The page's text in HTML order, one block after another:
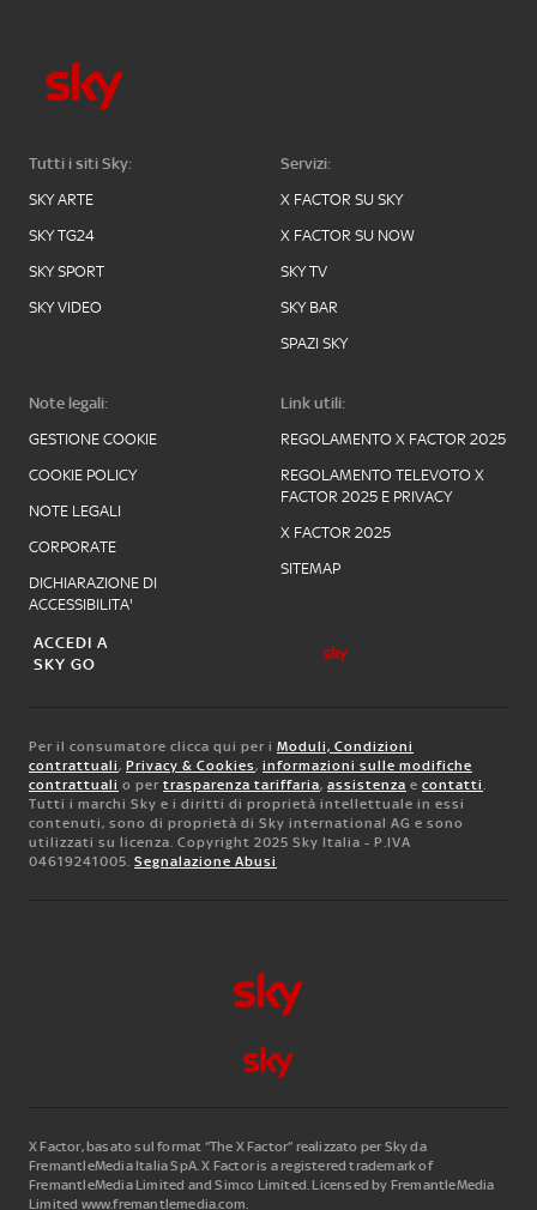
Tutti i siti Sky:
SKY ARTE
SKY TG24
SKY SPORT
SKY VIDEO
Servizi:
X FACTOR SU SKY
X FACTOR SU NOW
SKY TV
SKY BAR
SPAZI SKY
Note legali:
GESTIONE COOKIE
COOKIE POLICY
NOTE LEGALI
CORPORATE
DICHIARAZIONE DI
ACCESSIBILITA'
Link utili:
REGOLAMENTO X FACTOR 2025
REGOLAMENTO TELEVOTO X
FACTOR 2025 E PRIVACY
X FACTOR 2025
SITEMAP
ACCEDI A
SKY GO
Per il consumatore clicca qui per i Moduli, Condizioni
contrattuali, Privacy & Cookies, informazioni sulle modifiche
contrattuali o per trasparenza tariffaria, assistenza e contatti.
Tutti i marchi Sky e i diritti di proprietà intellettuale in essi
contenuti, sono di proprietà di Sky international AG e sono
utilizzati su licenza. Copyright 2025 Sky Italia - P.IVA
04619241005. Segnalazione Abusi
X Factor, basato sul format “The X Factor” realizzato per Sky da
FremantleMedia Italia SpA.X Factor is a registered trademark of
FremantleMedia Limited and Simco Limited. Licensed by FremantleMedia
Limited www.fremantlemedia.com.